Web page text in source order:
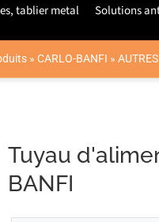
tablier metal Solutions
» CARLO-BANFI »
Tuyau
BANFI